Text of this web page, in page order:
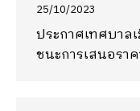
25/10/2023
ประกาศเทศบาล
ชนะการเสนอรา